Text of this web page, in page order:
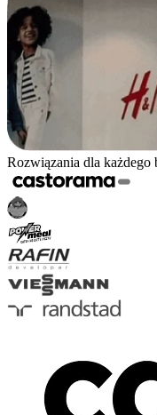
Rozwiązania dla każdego